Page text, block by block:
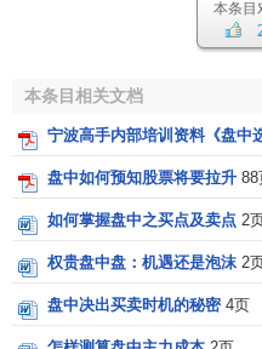
早盘
闻.2015年6月8日
本条目
本条目相关文档
宁波高手内部培训资料《盘中
盘中如何预知股票将要拉升 88
如何掌握盘中之买点及卖点 2
权贵盘中盘：机遇还是泡沫 2
盘中决出买卖时机的秘密 4页